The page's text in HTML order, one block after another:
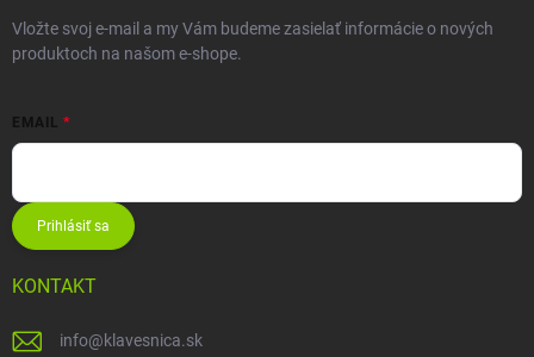
Vložte svoj e-mail a my Vám budeme zasielať informácie o nových
produktoch na našom e-shope.
EMAIL
Prihlásiť sa
KONTAKT
info@klavesnica.sk